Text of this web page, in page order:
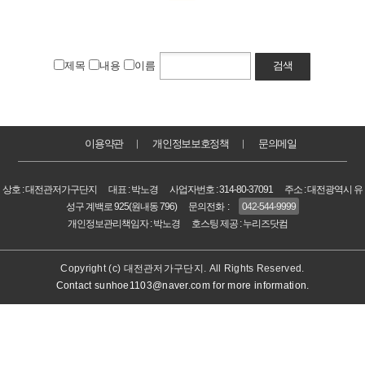
제목 내용 이름 검색
이용약관 ｜ 개인정보보호정책 ｜ 문의메일
상호 : 대전관저가구단지 대표 : 박노경 사업자번호 : 314-80-37091
주소 : 대전광역시 유
성구 계백로 925(원내동 796)
문의전화 :
042-544-9999
개인정보관리책임자 : 박노경
호스팅 제공 :누리즈닷컴
Copyright (c) 대전관저가구단지. All Rights Reserved.
Contact sunhoe1103@naver.com for more information.